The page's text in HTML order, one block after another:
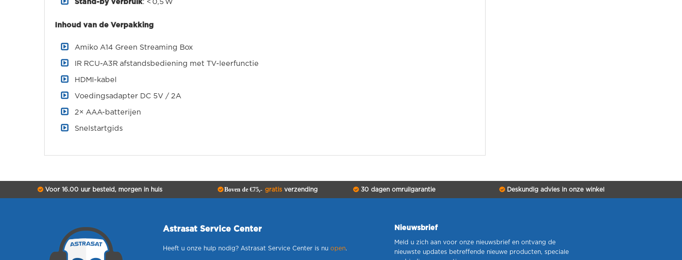
Stand-by verbruik: < 0,5 W
Inhoud van de Verpakking
Amiko A14 Green Streaming Box
IR RCU-A3R afstandsbediening met TV-leerfunctie
HDMI-kabel
Voedingsadapter DC 5V / 2A
2× AAA-batterijen
Snelstartgids
Voor 16.00 uur besteld, morgen in huis Boven de €75,- gratisverzending 30 dagen omruilgarantie Deskundig advies in onze winkel
Astrasat Service Center
Heeft u onze hulp nodig? Astrasat Service Center is nu open.
Nieuwsbrief
Meld u zich aan voor onze nieuwsbrief en ontvang de
nieuwste updates betreffende nieuwe producten, speciale